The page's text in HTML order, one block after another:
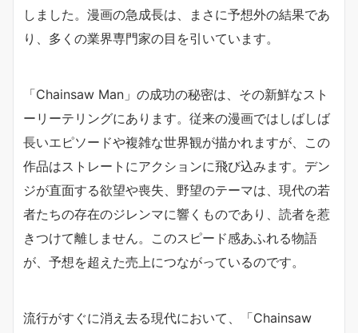
しました。漫画の急成長は、まさに予想外の結果であ
り、多くの業界専門家の目を引いています。
「Chainsaw Man」の成功の秘密は、その新鮮なスト
ーリーテリングにあります。従来の漫画ではしばしば
長いエピソードや複雑な世界観が描かれますが、この
作品はストレートにアクションに飛び込みます。デン
ジが直面する欲望や喪失、野望のテーマは、現代の若
者たちの存在のジレンマに響くものであり、読者を惹
きつけて離しません。このスピード感あふれる物語
が、予想を超えた売上につながっているのです。
流行がすぐに消え去る現代において、「Chainsaw